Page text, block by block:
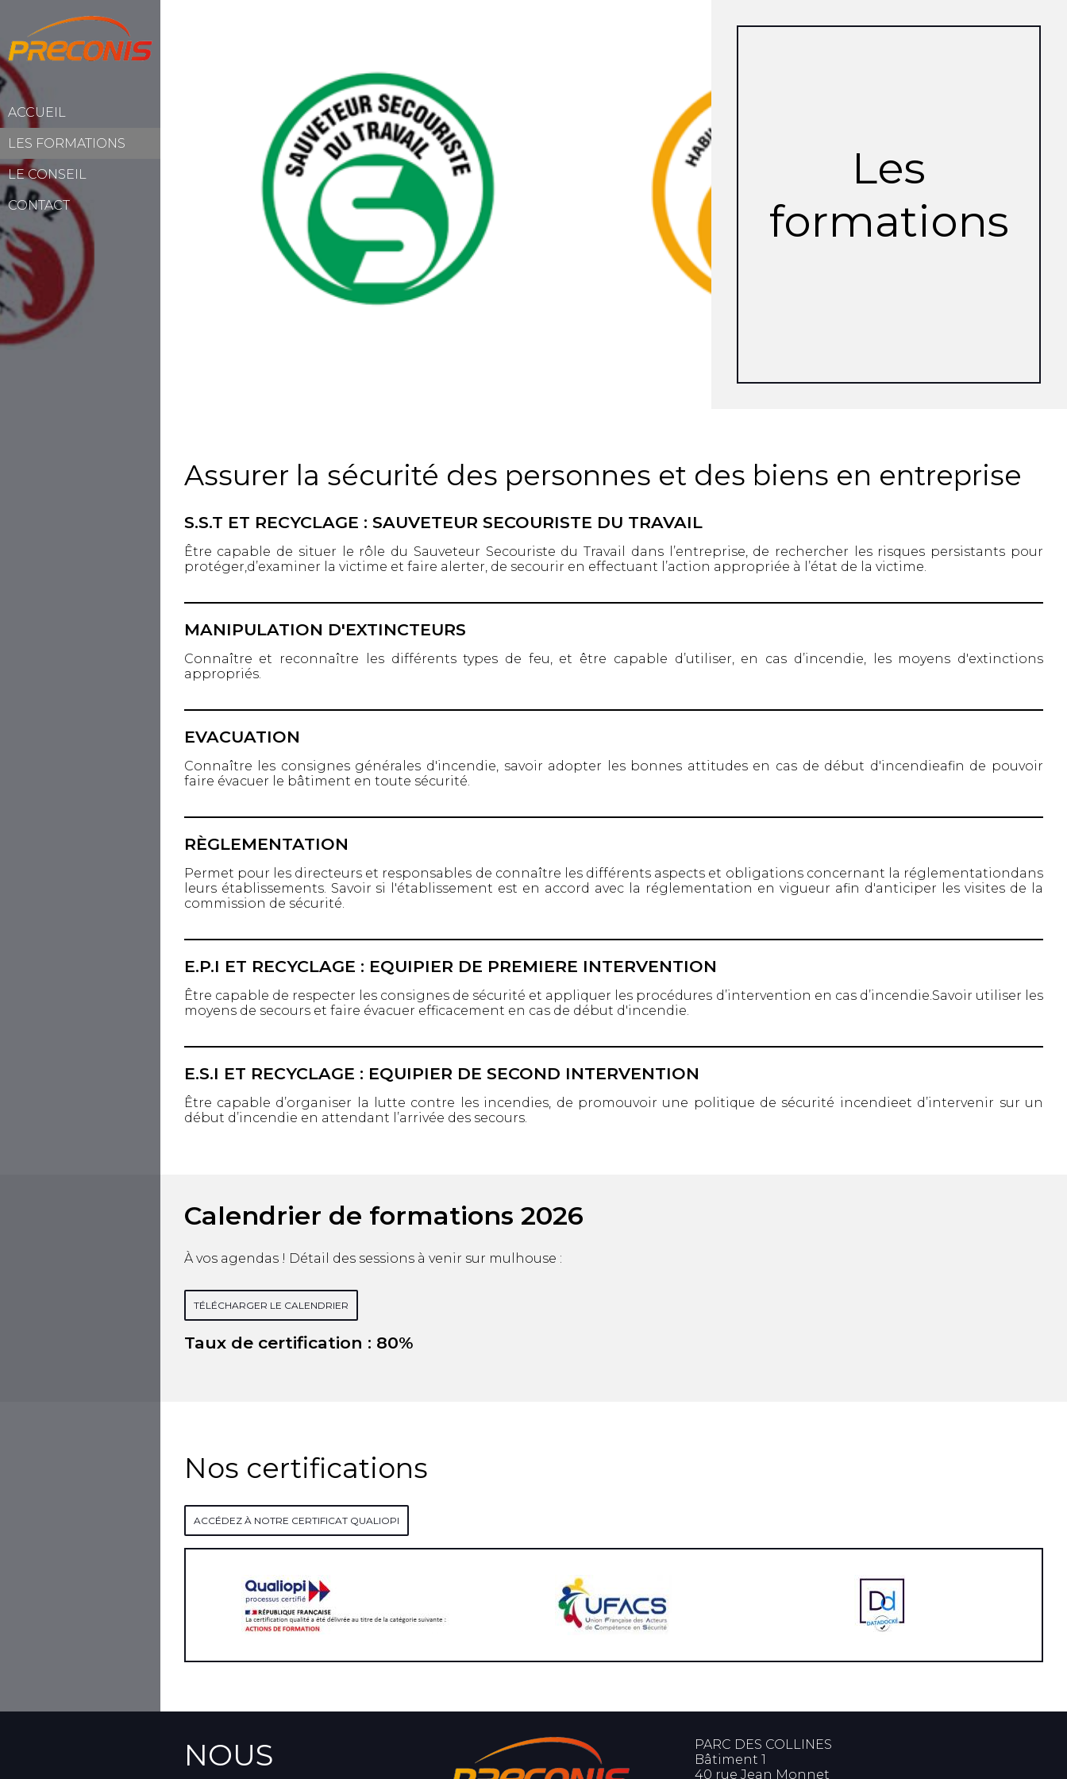
ACCUEIL
LES FORMATIONS
LE CONSEIL
CONTACT
Les
formations
Assurer la sécurité des personnes et des biens en entreprise
S.S.T ET RECYCLAGE : SAUVETEUR SECOURISTE DU TRAVAIL
Être capable de situer le rôle du Sauveteur Secouriste du Travail dans l’entreprise, de rechercher les risques persistants pour
protéger,d’examiner la victime et faire alerter, de secourir en effectuant l’action appropriée à l’état de la victime.
MANIPULATION D'EXTINCTEURS
Connaître et reconnaître les différents types de feu, et être capable d’utiliser, en cas d’incendie, les moyens d'extinctions
appropriés.
EVACUATION
Connaître les consignes générales d'incendie, savoir adopter les bonnes attitudes en cas de début d'incendieafin de pouvoir
faire évacuer le bâtiment en toute sécurité.
RÈGLEMENTATION
Permet pour les directeurs et responsables de connaître les différents aspects et obligations concernant la réglementationdans
leurs établissements. Savoir si l'établissement est en accord avec la réglementation en vigueur afin d'anticiper les visites de la
commission de sécurité.
E.P.I ET RECYCLAGE : EQUIPIER DE PREMIERE INTERVENTION
Être capable de respecter les consignes de sécurité et appliquer les procédures d’intervention en cas d’incendie.Savoir utiliser les
moyens de secours et faire évacuer efficacement en cas de début d'incendie.
E.S.I ET RECYCLAGE : EQUIPIER DE SECOND INTERVENTION
Être capable d’organiser la lutte contre les incendies, de promouvoir une politique de sécurité incendieet d’intervenir sur un
début d’incendie en attendant l’arrivée des secours.
Calendrier de formations 2026
À vos agendas ! Détail des sessions à venir sur mulhouse :
TÉLÉCHARGER LE CALENDRIER
Taux de certification : 80%
Nos certifications
ACCÉDEZ À NOTRE CERTIFICAT QUALIOPI
NOUS
PARC DES COLLINES
Bâtiment 1
40 rue Jean Monnet